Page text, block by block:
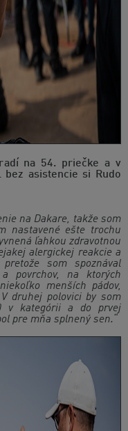
na 54. priečke a v
asistencie si Rudo
na Dakare, takže som
nastavené ešte trochu
ľahkou zdravotnou
alergickej reakcie a
som spoznával
povrchov, na ktorých
menších pádov,
druhej polovici by som
v kategórii a do prvej
pre mňa splnený sen.“